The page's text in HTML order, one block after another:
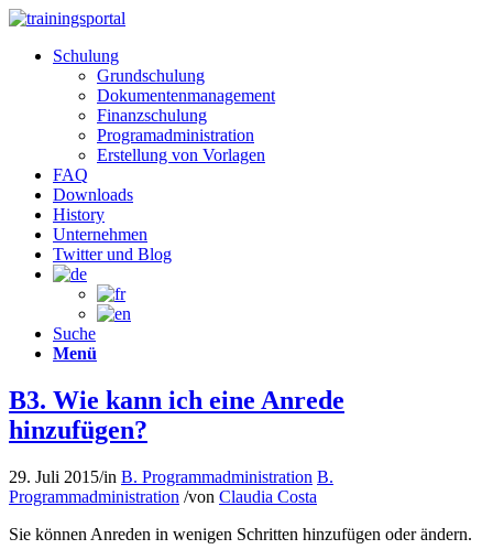
Schulung
Grundschulung
Dokumentenmanagement
Finanzschulung
Programadministration
Erstellung von Vorlagen
FAQ
Downloads
History
Unternehmen
Twitter und Blog
Suche
Menü
B3. Wie kann ich eine Anrede
hinzufügen?
29. Juli 2015/in B. Programmadministration B.
Programmadministration /von Claudia Costa
Sie können Anreden in wenigen Schritten hinzufügen oder ändern.